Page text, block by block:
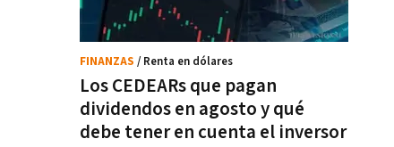
Los CEDEARs que pagan
dividendos en agosto y qué
debe tener en cuenta el inversor
FINANZAS / Renta en dólares